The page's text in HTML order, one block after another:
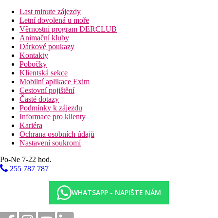
Fotogalerie
Last minute zájezdy
Letní dovolená u moře
Věrnostní program DERCLUB
Animační kluby
Dárkové poukazy
Kontakty
Pobočky
Klientská sekce
Mobilní aplikace Exim
Cestovní pojištění
Časté dotazy
Podmínky k zájezdu
Informace pro klienty
Kariéra
Ochrana osobních údajů
Nastavení soukromí
Po-Ne 7-22 hod.
255 787 787
WHATSAPP - NAPIŠTE NÁM